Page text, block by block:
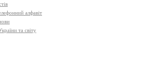
алфавіт
та світу